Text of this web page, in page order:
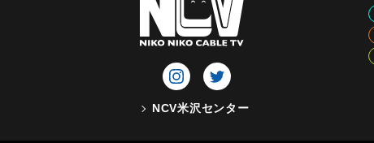
NCV米沢センター